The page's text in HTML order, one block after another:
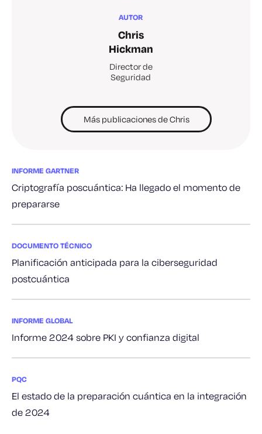
AUTOR
Chris
Hickman
Director de
Seguridad
Más publicaciones de Chris
INFORME GARTNER
Criptografía poscuántica: Ha llegado el momento de
prepararse
DOCUMENTO TÉCNICO
Planificación anticipada para la ciberseguridad
postcuántica
INFORME GLOBAL
Informe 2024 sobre PKI y confianza digital
PQC
El estado de la preparación cuántica en la integración
de 2024